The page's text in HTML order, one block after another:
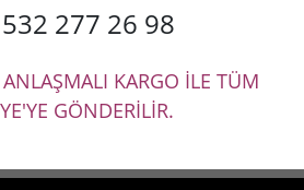
532 277 26 98
KARGO İLE TÜM
GÖNDERİLİR.